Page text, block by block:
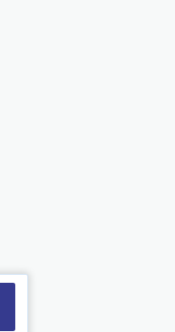
a date. Press the
and select a date.